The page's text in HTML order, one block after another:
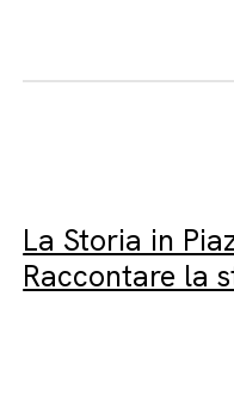
La Storia in
Raccontare la